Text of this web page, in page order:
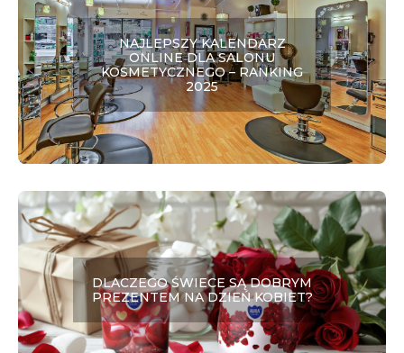
NAJLEPSZY KALENDARZ
ONLINE DLA SALONU
KOSMETYCZNEGO – RANKING
2025
DLACZEGO ŚWIECE SĄ DOBRYM
PREZENTEM NA DZIEŃ KOBIET?